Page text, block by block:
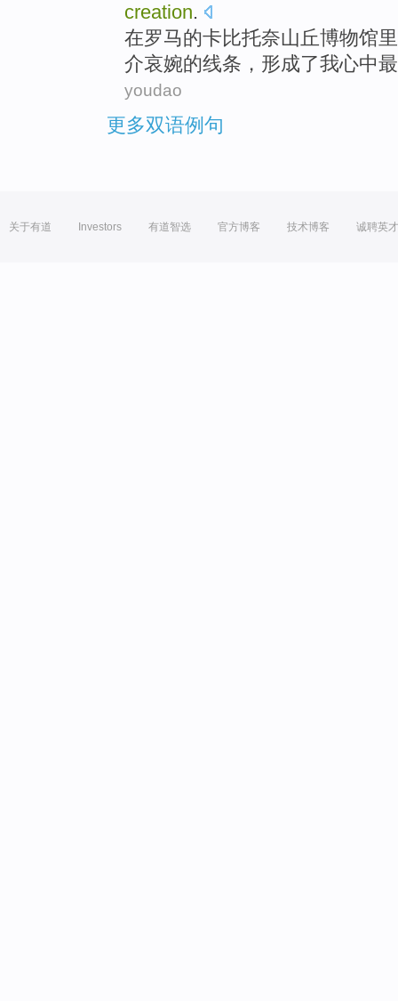
creation.
在罗马的卡比托奈山丘博物馆里
介哀婉的线条，形成了我心中
youdao
更多双语例句
关于有道 Investors 有道智选 官方博客 技术博客 诚聘英才